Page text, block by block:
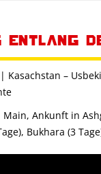
entlang
Kasachstan –
Ankunft in
Bukhara (3